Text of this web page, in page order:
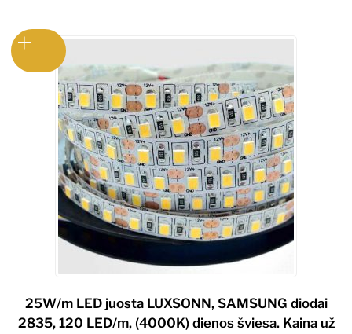
25W/m LED juosta LUXSONN, SAMSUNG diodai
2835, 120 LED/m, (4000K) dienos šviesa. Kaina už